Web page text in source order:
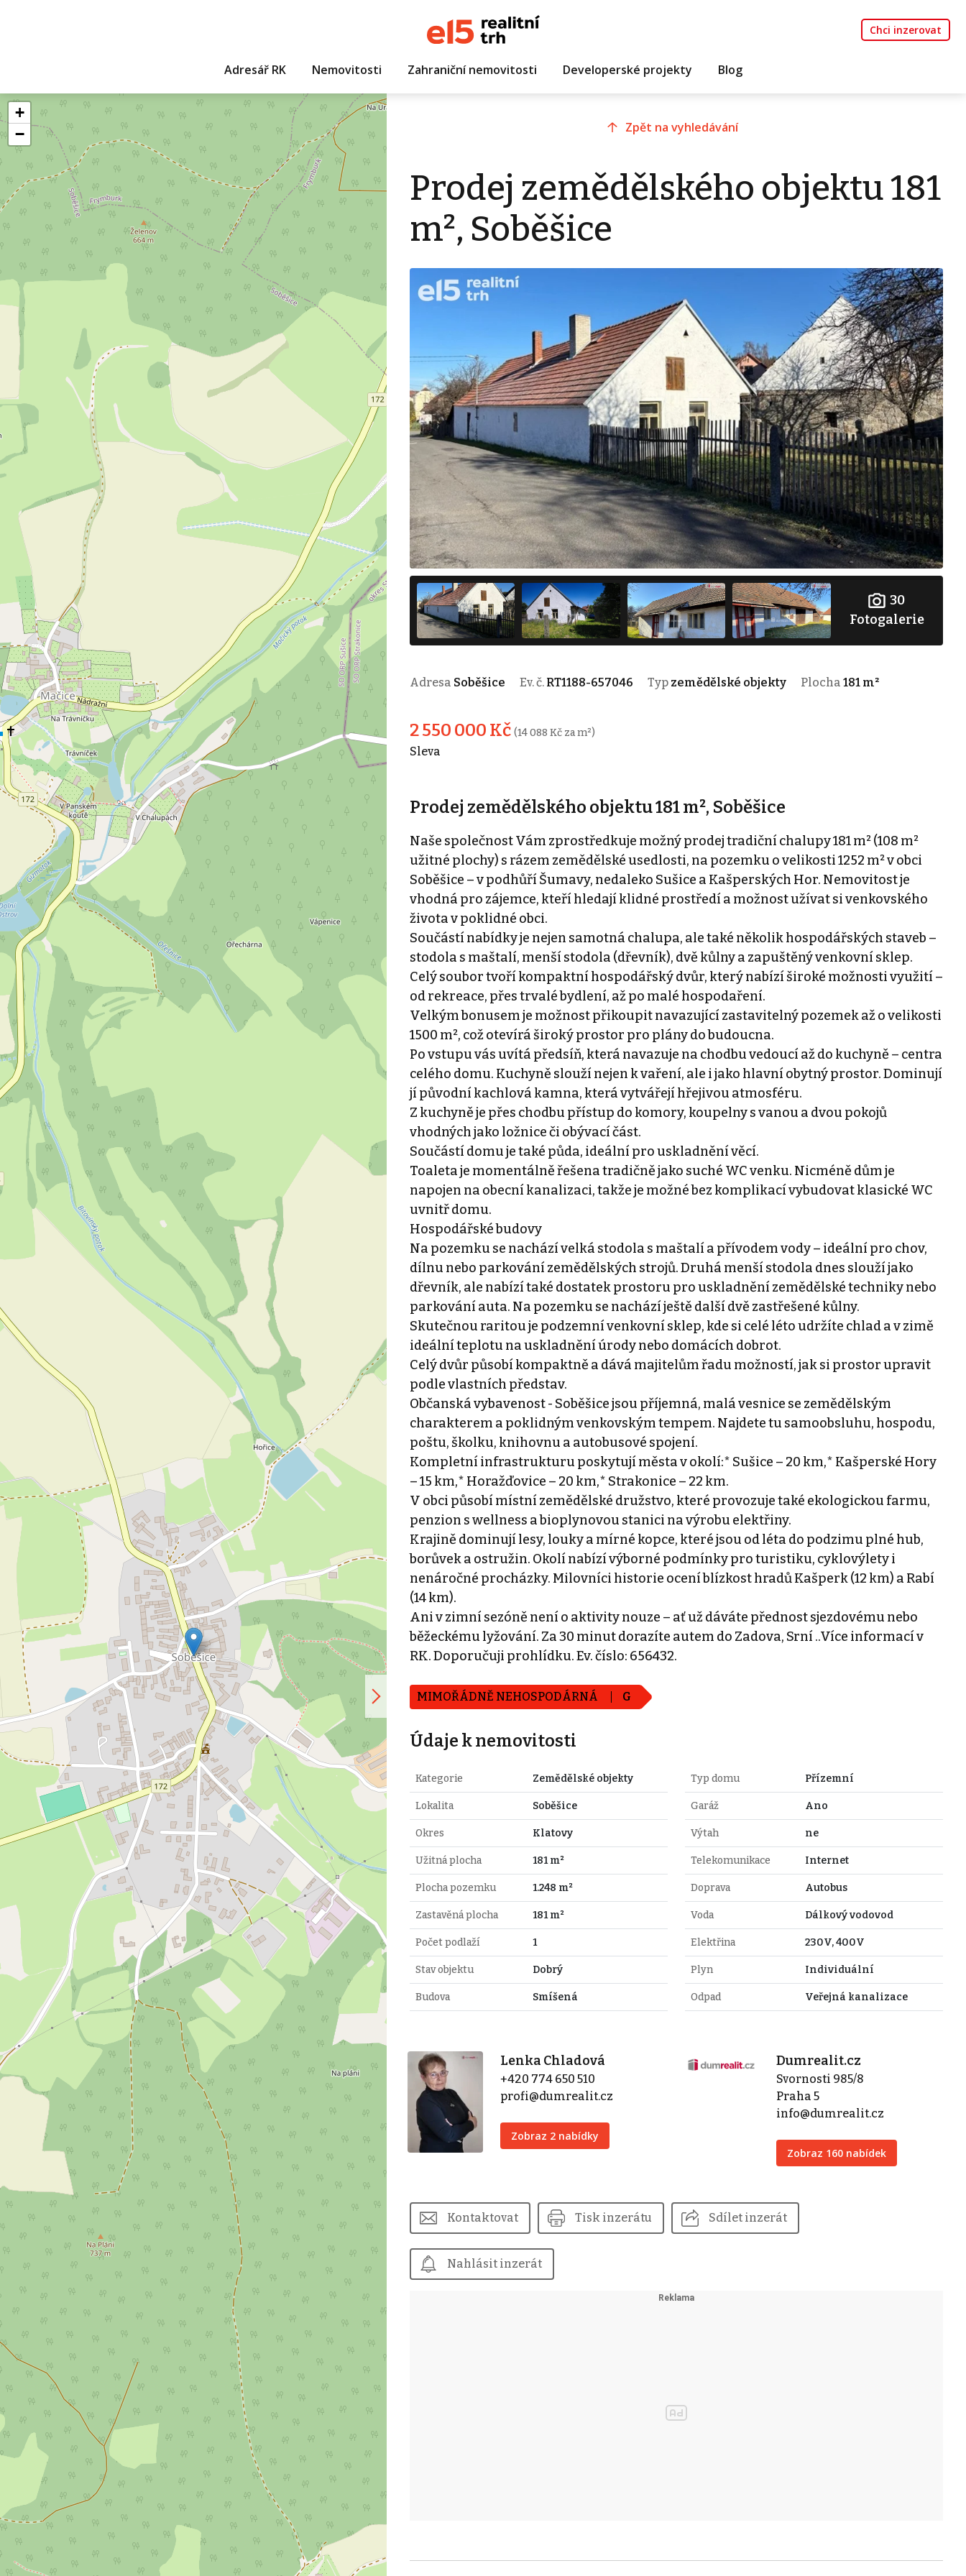
Chci inzerovat
Adresář RK Nemovitosti Zahraniční nemovitosti Developerské projekty Blog
+
−
Zpět na vyhledávání
Prodej zemědělského objektu 181
m², Soběšice
30
Fotogalerie
Adresa Soběšice Ev. č. RT1188-657046 Typ zemědělské objekty Plocha 181 m²
2 550 000 Kč (14 088 Kč za m²)
Sleva
Prodej zemědělského objektu 181 m², Soběšice
Naše společnost Vám zprostředkuje možný prodej tradiční chalupy 181 m² (108 m²
užitné plochy) s rázem zemědělské usedlosti, na pozemku o velikosti 1252 m² v obci
Soběšice – v podhůří Šumavy, nedaleko Sušice a Kašperských Hor. Nemovitost je
vhodná pro zájemce, kteří hledají klidné prostředí a možnost užívat si venkovského
života v poklidné obci.
Součástí nabídky je nejen samotná chalupa, ale také několik hospodářských staveb –
stodola s maštalí, menší stodola (dřevník), dvě kůlny a zapuštěný venkovní sklep.
Celý soubor tvoří kompaktní hospodářský dvůr, který nabízí široké možnosti využití –
od rekreace, přes trvalé bydlení, až po malé hospodaření.
Velkým bonusem je možnost přikoupit navazující zastavitelný pozemek až o velikosti
1500 m², což otevírá široký prostor pro plány do budoucna.
Po vstupu vás uvítá předsíň, která navazuje na chodbu vedoucí až do kuchyně – centra
celého domu. Kuchyně slouží nejen k vaření, ale i jako hlavní obytný prostor. Dominují
jí původní kachlová kamna, která vytvářejí hřejivou atmosféru.
Z kuchyně je přes chodbu přístup do komory, koupelny s vanou a dvou pokojů
vhodných jako ložnice či obývací část.
Součástí domu je také půda, ideální pro uskladnění věcí.
Toaleta je momentálně řešena tradičně jako suché WC venku. Nicméně dům je
napojen na obecní kanalizaci, takže je možné bez komplikací vybudovat klasické WC
uvnitř domu.
Hospodářské budovy
Na pozemku se nachází velká stodola s maštalí a přívodem vody – ideální pro chov,
dílnu nebo parkování zemědělských strojů. Druhá menší stodola dnes slouží jako
dřevník, ale nabízí také dostatek prostoru pro uskladnění zemědělské techniky nebo
parkování auta. Na pozemku se nachází ještě další dvě zastřešené kůlny.
Skutečnou raritou je podzemní venkovní sklep, kde si celé léto udržíte chlad a v zimě
ideální teplotu na uskladnění úrody nebo domácích dobrot.
Celý dvůr působí kompaktně a dává majitelům řadu možností, jak si prostor upravit
podle vlastních představ.
Občanská vybavenost - Soběšice jsou příjemná, malá vesnice se zemědělským
charakterem a poklidným venkovským tempem. Najdete tu samoobsluhu, hospodu,
poštu, školku, knihovnu a autobusové spojení.
Kompletní infrastrukturu poskytují města v okolí:* Sušice – 20 km,* Kašperské Hory
– 15 km,* Horažďovice – 20 km,* Strakonice – 22 km.
V obci působí místní zemědělské družstvo, které provozuje také ekologickou farmu,
penzion s wellness a bioplynovou stanici na výrobu elektřiny.
Krajině dominují lesy, louky a mírné kopce, které jsou od léta do podzimu plné hub,
borůvek a ostružin. Okolí nabízí výborné podmínky pro turistiku, cyklovýlety i
nenáročné procházky. Milovníci historie ocení blízkost hradů Kašperk (12 km) a Rabí
(14 km).
Ani v zimní sezóně není o aktivity nouze – ať už dáváte přednost sjezdovému nebo
běžeckému lyžování. Za 30 minut dorazíte autem do Zadova, Srní ..Více informací v
RK. Doporučuji prohlídku. Ev. číslo: 656432.
MIMOŘÁDNĚ NEHOSPODÁRNÁ G
Údaje k nemovitosti
Kategorie Zemědělské objekty
Lokalita Soběšice
Okres Klatovy
Užitná plocha 181 m²
Plocha pozemku 1.248 m²
Zastavěná plocha 181 m²
Počet podlaží 1
Stav objektu Dobrý
Budova Smíšená
Typ domu Přízemní
Garáž Ano
Výtah ne
Telekomunikace Internet
Doprava Autobus
Voda Dálkový vodovod
Elektřina 230V, 400V
Plyn Individuální
Odpad Veřejná kanalizace
Lenka Chladová
+420 774 650 510
profi@dumrealit.cz
Zobraz 2 nabídky
Dumrealit.cz
Svornosti 985/8
Praha 5
info@dumrealit.cz
Zobraz 160 nabídek
Kontaktovat Tisk inzerátu Sdílet inzerát
Nahlásit inzerát